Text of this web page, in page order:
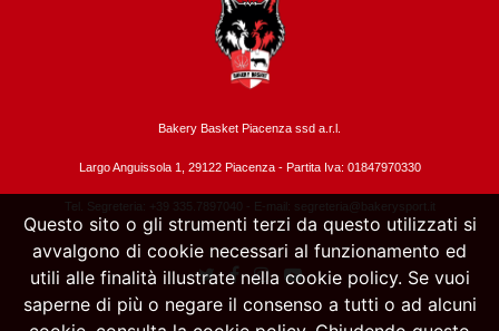
Bakery Basket Piacenza ssd a.r.l.
Largo Anguissola 1, 29122 Piacenza - Partita Iva: 01847970330
Tel. Segreteria: +39 335.7897040 - E-mail: segreteria@bakerysport.it
Questo sito o gli strumenti terzi da questo utilizzati si
avvalgono di cookie necessari al funzionamento ed
utili alle finalità illustrate nella cookie policy. Se vuoi
saperne di più o negare il consenso a tutti o ad alcuni